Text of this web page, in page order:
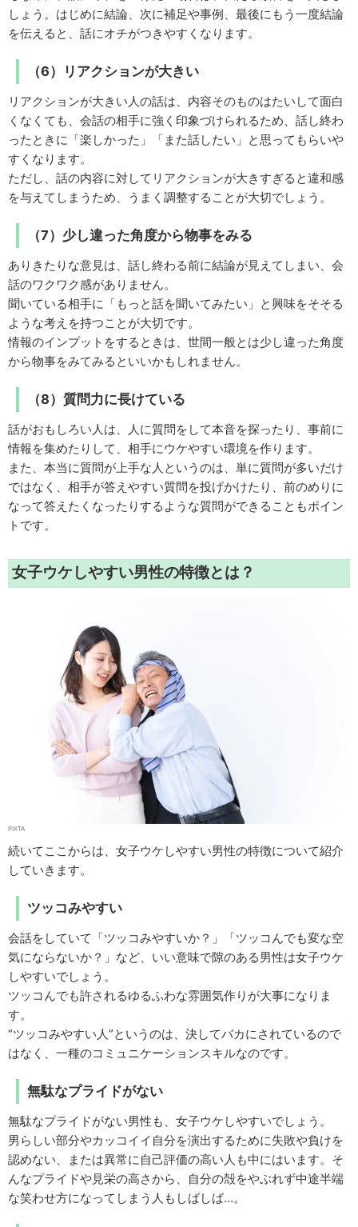
しょう。はじめに結論、次に補足や事例、最後にもう一度結論
を伝えると、話にオチがつきやすくなります。
（6）リアクションが大きい
リアクションが大きい人の話は、内容そのものはたいして面白
くなくても、会話の相手に強く印象づけられるため、話し終わ
ったときに「楽しかった」「また話したい」と思ってもらいや
すくなります。
ただし、話の内容に対してリアクションが大きすぎると違和感
を与えてしまうため、うまく調整することが大切でしょう。
（7）少し違った角度から物事をみる
ありきたりな意見は、話し終わる前に結論が見えてしまい、会
話のワクワク感がありません。
聞いている相手に「もっと話を聞いてみたい」と興味をそそる
ような考えを持つことが大切です。
情報のインプットをするときは、世間一般とは少し違った角度
から物事をみてみるといいかもしれません。
（8）質問力に長けている
話がおもしろい人は、人に質問をして本音を探ったり、事前に
情報を集めたりして、相手にウケやすい環境を作ります。
また、本当に質問が上手な人というのは、単に質問が多いだけ
ではなく、相手が答えやすい質問を投げかけたり、前のめりに
なって答えたくなったりするような質問ができることもポイン
トです。
女子ウケしやすい男性の特徴とは？
PIXTA
続いてここからは、女子ウケしやすい男性の特徴について紹介
していきます。
ツッコみやすい
会話をしていて「ツッコみやすいか？」「ツッコんでも変な空
気にならないか？」など、いい意味で隙のある男性は女子ウケ
しやすいでしょう。
ツッコんでも許されるゆるふわな雰囲気作りが大事になりま
す。
“ツッコみやすい人”というのは、決してバカにされているので
はなく、一種のコミュニケーションスキルなのです。
無駄なプライドがない
無駄なプライドがない男性も、女子ウケしやすいでしょう。
男らしい部分やカッコイイ自分を演出するために失敗や負けを
認めない、または異常に自己評価の高い人も中にはいます。そ
んなプライドや見栄の高さから、自分の殻をやぶれず中途半端
な笑わせ方になってしまう人もしばしば…。